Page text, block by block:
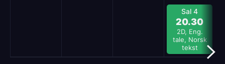
Sal 4
20.30
2D, Eng.
tale, Norsk
tekst